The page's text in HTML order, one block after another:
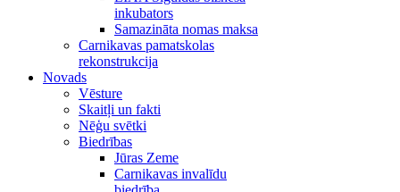
inkubators
Samazināta nomas maksa
Carnikavas pamatskolas
rekonstrukcija
Novads
Vēsture
Skaitļi un fakti
Nēģu svētki
Biedrības
Jūras Zeme
Carnikavas invalīdu